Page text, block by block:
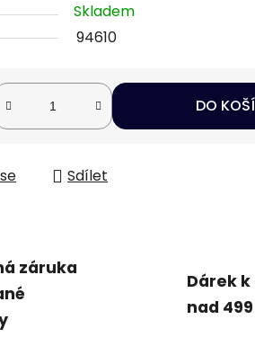
Skladem
94610
DO
Sdílet
záruka
Dárek
nad